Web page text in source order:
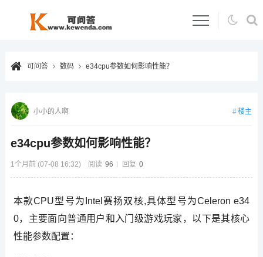
可问答 数码 e34cpu参数如何影响性能？
e34cpu参数如何影响性能？
1个月前 (07-08 16:32) 阅读 96 回复 0
小小的人啊 楼主
本款CPU型号为Intel赛扬双核,具体型号为Celeron e34
0，主要面向普通用户和入门级游戏玩家，以下是其核心
性能参数配置：